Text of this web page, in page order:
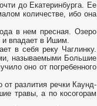
до Екатеринбурга. Ее
количестве, ибо она
в нем пресная. Озеро
и впадает в Ишим.
в себя реку Чаглинку.
называемыми Большие
оно от погребенного
разлития речки Каунд-
травы, а по косогорам